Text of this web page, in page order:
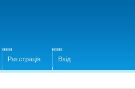
Реєстрація Вхід